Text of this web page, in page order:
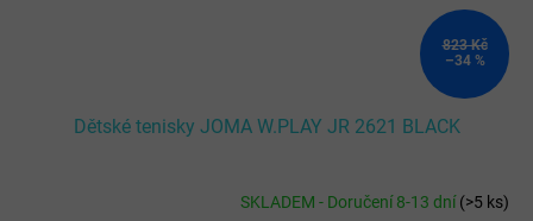
823 Kč
–34 %
Dětské tenisky JOMA W.PLAY JR 2621 BLACK
SKLADEM - Doručení 8-13 dní(>5 ks)